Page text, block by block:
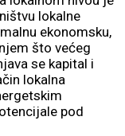
lokalne
ekonomsku,
što većeg
se kapital i
lokalna
pod